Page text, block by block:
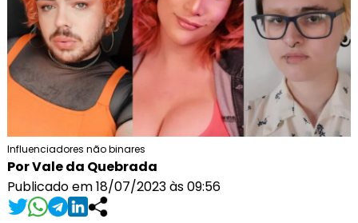
Influenciadores não binares
Por Vale da Quebrada
Publicado em 18/07/2023 às 09:56